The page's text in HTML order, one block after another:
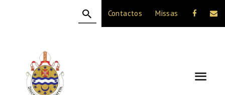
Contactos Missas
A DIOCESE
CELEBRAÇÃO
VIDA CRISTÃ